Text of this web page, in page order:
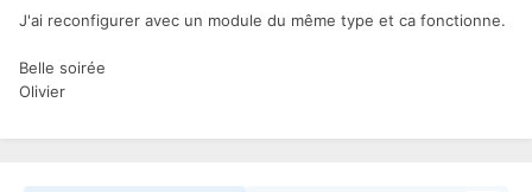
J'ai reconfigurer avec un module du même type et ca fonctionne.
Belle soirée
Olivier